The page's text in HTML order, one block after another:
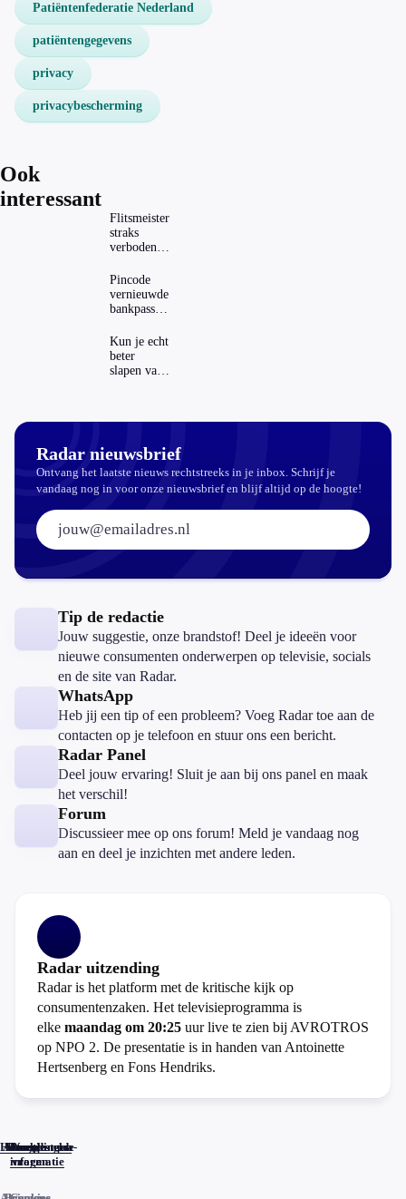
Patiëntenfederatie Nederland
patiëntengegevens
privacy
privacybescherming
Ook
interessant
Flitsmeister
straks
verboden?
regels in
Nederland
en het
buitenland
Pincode
vernieuwde
bankpassen
ING-app:
is dat wel
veilig?
Kun je echt
beter
slapen van
Radar nieuwsbrief
Ontvang het laatste nieuws rechtstreeks in je inbox. Schrijf je
vandaag nog in voor onze nieuwsbrief en blijf altijd op de hoogte!
E-mailadres:
Tip de redactie
Jouw suggestie, onze brandstof! Deel je ideeën voor
nieuwe consumenten onderwerpen op televisie, socials
en de site van Radar.
WhatsApp
Heb jij een tip of een probleem? Voeg Radar toe aan de
contacten op je telefoon en stuur ons een bericht.
Radar Panel
Deel jouw ervaring! Sluit je aan bij ons panel en maak
het verschil!
Forum
Discussieer mee op ons forum! Meld je vandaag nog
aan en deel je inzichten met andere leden.
Radar uitzending
Radar is het platform met de kritische kijk op
consumentenzaken. Het televisieprogramma is
elke maandag om 20:25 uur live te zien bij AVROTROS
op NPO 2. De presentatie is in handen van Antoinette
Hertsenberg en Fons Hendriks.
Home
Actueel
Uitzendingen
Reacties
Programma-
informatie
Veelgestelde
vragen